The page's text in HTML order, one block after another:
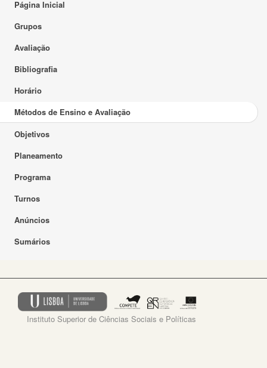
Página Inicial
Grupos
Avaliação
Bibliografia
Horário
Métodos de Ensino e Avaliação
Objetivos
Planeamento
Programa
Turnos
Anúncios
Sumários
Instituto Superior de Ciências Sociais e Políticas